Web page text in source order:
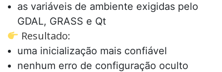
as variáveis de ambiente exigidas pelo
GDAL, GRASS e Qt
Resultado:
uma inicialização mais confiável
nenhum erro de configuração oculto